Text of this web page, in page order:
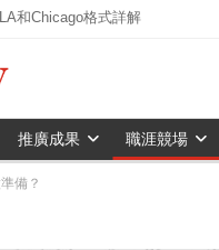
和Chicago格式詳解
推廣成果 職涯競場
備？